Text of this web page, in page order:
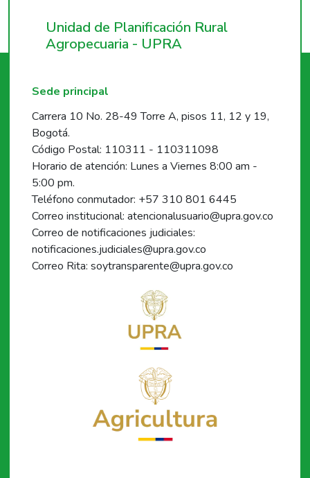
Unidad de Planificación Rural
Agropecuaria - UPRA
Sede principal
Carrera 10 No. 28-49 Torre A, pisos 11, 12 y 19,
Bogotá.
Código Postal: 110311 - 110311098
Horario de atención: Lunes a Viernes 8:00 am -
5:00 pm.
Teléfono conmutador: +57 310 801 6445
Correo institucional: atencionalusuario@upra.gov.co
Correo de notificaciones judiciales:
notificaciones.judiciales@upra.gov.co
Correo Rita: soytransparente@upra.gov.co